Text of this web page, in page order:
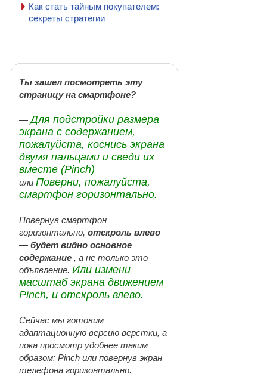
Как стать тайным покупателем:
секреты стратегии
Ты зашел посмотреть эту
страницу на смартфоне?
—Для подстройки размера
экрана с содержанием,
пожалуйста, коснись экрана
двумя пальцами и сведи их
вместе (Pinch)
или Поверни, пожалуйста,
смартфон горизонтально.
Повернув смартфон
горизонтально, отскроль влево
— будет видно основное
содержание , а не только это
объявление. Или измени
масштаб экрана движением
Pinch, и отскроль влево.
Сейчас мы готовим
адаптационную версию верстки, а
пока просмотр удобнее таким
образом: Pinch или повернув экран
телефона горизонтально.